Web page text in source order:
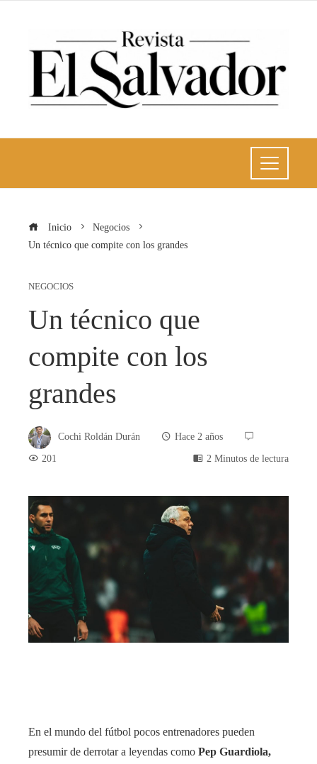
Inicio
Negocios
Un técnico que compite con los grandes
NEGOCIOS
Un técnico que
compite con los
grandes
Cochi Roldán Durán
Hace 2 años
201
2 Minutos de lectura
En el mundo del fútbol pocos entrenadores pueden
presumir de derrotar a leyendas como Pep Guardiola,